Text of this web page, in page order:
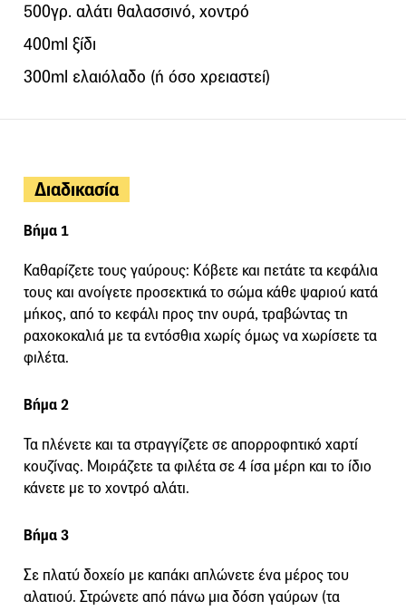
500γρ. αλάτι θαλασσινό, χοντρό
400ml ξίδι
300ml ελαιόλαδο (ή όσο χρειαστεί)
Διαδικασία
Βήμα 1
Καθαρίζετε τους γαύρους: Κόβετε και πετάτε τα κεφάλια
τους και ανοίγετε προσεκτικά το σώμα κάθε ψαριού κατά
μήκος, από το κεφάλι προς την ουρά, τραβώντας τη
ραχοκοκαλιά με τα εντόσθια χωρίς όμως να χωρίσετε τα
φιλέτα.
Βήμα 2
Τα πλένετε και τα στραγγίζετε σε απορροφητικό χαρτί
κουζίνας. Μοιράζετε τα φιλέτα σε 4 ίσα μέρη και το ίδιο
κάνετε με το χοντρό αλάτι.
Βήμα 3
Σε πλατύ δοχείο με καπάκι απλώνετε ένα μέρος του
αλατιού. Στρώνετε από πάνω μια δόση γαύρων (τα